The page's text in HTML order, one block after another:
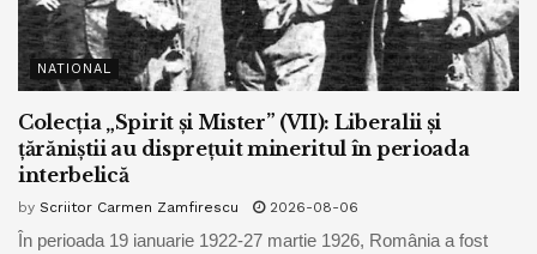
NATIONAL
Colecția „Spirit și Mister” (VII): Liberalii și
țărăniștii au disprețuit mineritul în perioada
interbelică
by Scriitor Carmen Zamfirescu 2026-08-06
În perioada 19 ianuarie 1922-27 martie 1926, România a fost